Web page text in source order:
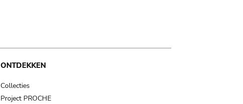
ONTDEKKEN
Collecties
Project PROCHE